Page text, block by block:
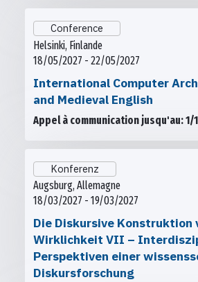
Conference
Helsinki, Finlande
18/05/2027 - 22/05/2027
International Computer
and Medieval English
Appel à communication jusqu'au: 1/
Konferenz
Augsburg, Allemagne
18/03/2027 - 19/03/2027
Die Diskursive Konstruktion
Wirklichkeit VII –
Perspektiven einer
Diskursforschung